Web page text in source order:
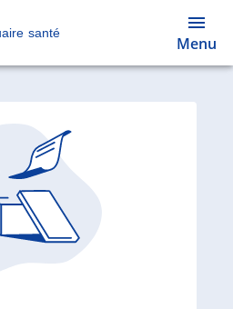
santé
Menu